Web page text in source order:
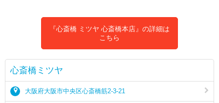
『心斎橋 ミツヤ 心斎橋本店』の詳細は
こちら
心斎橋ミツヤ
大阪府大阪市中央区心斎橋筋2-3-21